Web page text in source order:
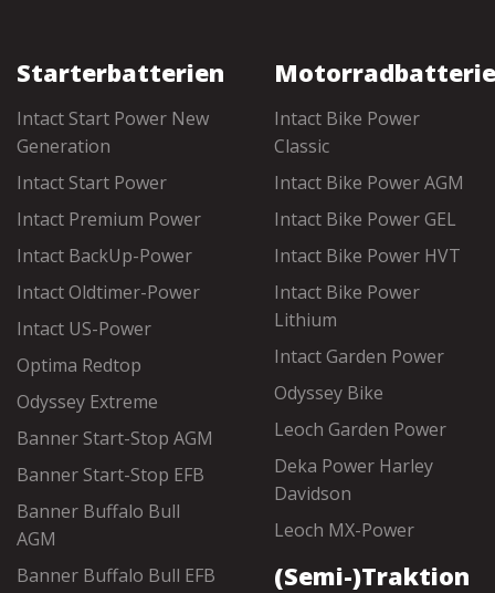
Starterbatterien
Intact Start Power New
Generation
Intact Start Power
Intact Premium Power
Intact BackUp-Power
Intact Oldtimer-Power
Intact US-Power
Optima Redtop
Odyssey Extreme
Banner Start-Stop AGM
Banner Start-Stop EFB
Banner Buffalo Bull
AGM
Banner Buffalo Bull EFB
Intact Bike Power
Classic
Intact Bike Power AGM
Intact Bike Power GEL
Intact Bike Power HVT
Intact Bike Power
Lithium
Intact Garden Power
Odyssey Bike
Leoch Garden Power
Deka Power Harley
Davidson
Leoch MX-Power
(Semi-)Traktion